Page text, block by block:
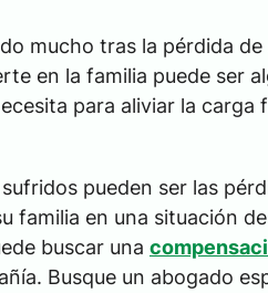
mucho tras la pérdida
en la familia puede ser
para aliviar la
pueden ser las
familia en una situación
buscar una
Busque un abogado